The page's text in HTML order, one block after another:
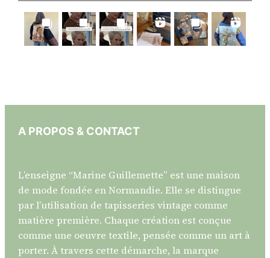
A PROPOS & CONTACT
L’enseigne “Marine Guillemette” est une maison
de mode fondée en Normandie. Elle se distingue
par l’utilisation de tapisseries vintage comme
matière première. Chaque création est conçue
comme une oeuvre textile, pensée comme un art à
porter. À travers cette démarche, la marque